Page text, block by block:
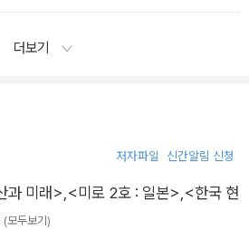
닿는다. 하지만 필자는 비평가 정만
고자 했다. 경중에 차이가 있음에도
당시 비평의 날이 아직 무뎌서일지도
연구에 바탕을 둔 필자의 입장 때문일
것도 이 모임의 주요 화두와 맞닿아 있
더보기
저자파일 신간알림 신청
과 미래> <미로 2호 : 일본> <한국 현
(모두보기)